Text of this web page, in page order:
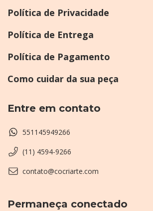
Política de Privacidade
Política de Entrega
Política de Pagamento
Como cuidar da sua peça
Entre em contato
551145949266
(11) 4594-9266
contato@cocriarte.com
Permaneça conectado